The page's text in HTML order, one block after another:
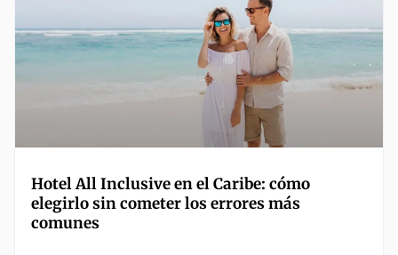
Hotel All Inclusive en el Caribe: cómo
elegirlo sin cometer los errores más
comunes